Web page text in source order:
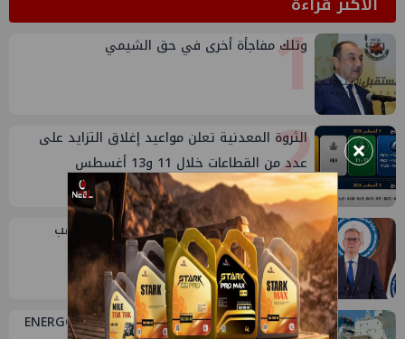
1
وتلك مفاجأة أخرى في حق الشيمي
2
الثروة المعدنية تعلن مواعيد إغلاق التزايد على
عدد من القطاعات خلال 11 و13 أغسطس
3
انتهاء اجتماع وزير البترول في جاسكو وترقب
توجهه إلى منجم السكري
عاجل: البترول تنجح في تعويم السفينة ENERGOS
×